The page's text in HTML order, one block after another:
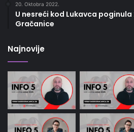
20. Oktobra 2022.
U nesreći kod Lukavca
Gračanice
Najnovije